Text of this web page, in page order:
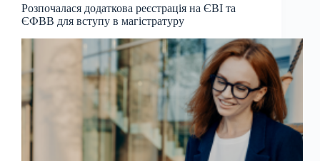
Розпочалася додаткова реєстрація на ЄВІ та
ЄФВВ для вступу в магістратуру